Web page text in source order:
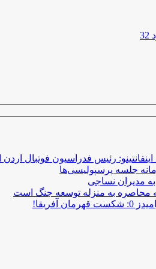
رئیس فدراسیون فوتبال
جلسه پرسپولیسی‌ها
مدیران نساجی
به محاصره به منزله توسعه جنگ است